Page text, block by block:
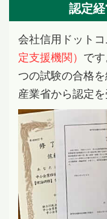
認定
会社信用ドット
定支援機関） で
つの試験の合格
産業省から認定を